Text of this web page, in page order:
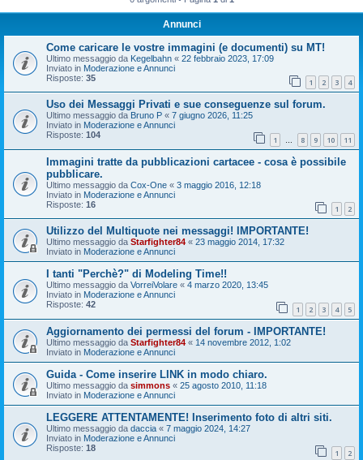
Annunci
Come caricare le vostre immagini (e documenti) su MT!
Ultimo messaggio da Kegelbahn « 22 febbraio 2023, 17:09
Inviato in Moderazione e Annunci
Risposte: 35 1 2 3 4
Uso dei Messaggi Privati e sue conseguenze sul forum.
Ultimo messaggio da Bruno P « 7 giugno 2026, 11:25
Inviato in Moderazione e Annunci
Risposte: 104 1 … 8 9 10 11
Immagini tratte da pubblicazioni cartacee - cosa è possibile
pubblicare.
Ultimo messaggio da Cox-One « 3 maggio 2016, 12:18
Inviato in Moderazione e Annunci
Risposte: 16 1 2
Utilizzo del Multiquote nei messaggi! IMPORTANTE!
Ultimo messaggio da Starfighter84 « 23 maggio 2014, 17:32
Inviato in Moderazione e Annunci
I tanti "Perchè?" di Modeling Time!!
Ultimo messaggio da VorreiVolare « 4 marzo 2020, 13:45
Inviato in Moderazione e Annunci
Risposte: 42 1 2 3 4 5
Aggiornamento dei permessi del forum - IMPORTANTE!
Ultimo messaggio da Starfighter84 « 14 novembre 2012, 1:02
Inviato in Moderazione e Annunci
Guida - Come inserire LINK in modo chiaro.
Ultimo messaggio da simmons « 25 agosto 2010, 11:18
Inviato in Moderazione e Annunci
LEGGERE ATTENTAMENTE! Inserimento foto di altri siti.
Ultimo messaggio da daccia « 7 maggio 2024, 14:27
Inviato in Moderazione e Annunci
Risposte: 18 1 2